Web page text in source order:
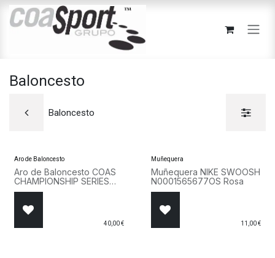
Ir al contenido
Baloncesto
Baloncesto
Aro de Baloncesto
Aro de Baloncesto COAS
CHAMPIONSHIP SERIES
45CMx1,3CM 7800 Rojo
40,00€
Muñequera
Muñequera NIKE SWOOSH
N0001565677OS Rosa
11,00€